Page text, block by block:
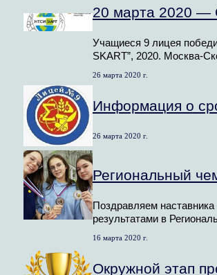
20 марта 2020 —
Учащиеся 9 лицея
SKART”, 2020. Москва-
26 марта 2020 г.
Информация о
26 марта 2020 г.
Региональный
Поздравляем
результатами в
16 марта 2020 г.
Окружной этап